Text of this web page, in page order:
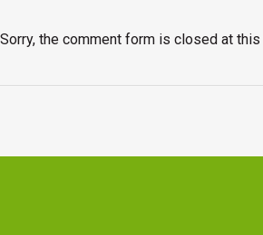
Sorry, the comment form is closed at this